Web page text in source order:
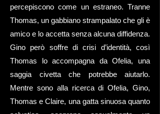
percepiscono come un estraneo. Tranne
Thomas, un gabbiano strampalato che gli è
amico e lo accetta senza alcuna diffidenza.
Gino però soffre di crisi d’identità, così
Thomas lo accompagna da Ofelia, una
saggia civetta che potrebbe aiutarlo.
Mentre sono alla ricerca di Ofelia, Gino,
Thomas e Claire, una gatta sinuosa quanto